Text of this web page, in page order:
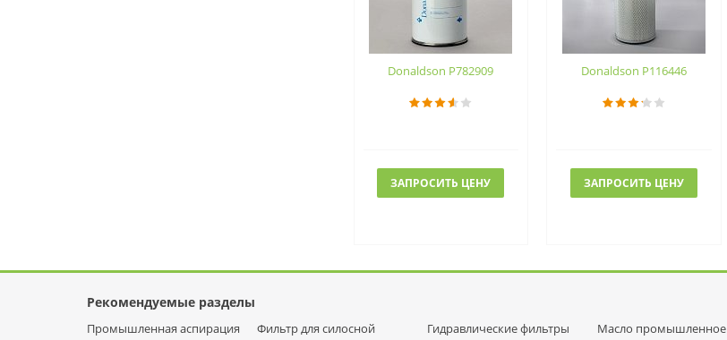
Donaldson P782909
ЗАПРОСИТЬ ЦЕНУ
Donaldson P116446
ЗАПРОСИТЬ ЦЕНУ
Рекомендуемые разделы
Промышленная аспирация Фильтр для силосной Гидравлические фильтры Масло промышленное